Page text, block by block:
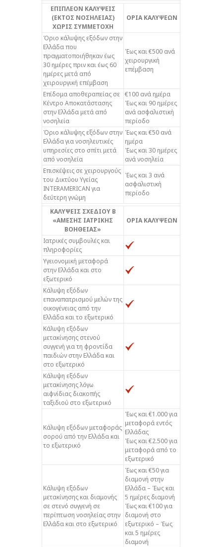
ΕΠΙΠΛΕΟΝ ΚΑΛΥΨΕΙΣ
(ΕΚΤΟΣ ΝΟΣΗΛΕΙΑΣ)
ΧΩΡΙΣ ΣΥΜΜΕΤΟΧΗ
ΟΡΙΑ ΚΑΛΥΨΕΩΝ
Όριο κάλυψης εξόδων στην
Ελλάδα που
πραγματοποιήθηκαν έως
30 ημέρες πριν και έως 60
ημέρες μετά από
χειρουργική επέμβαση
Έως και €500 ανά
χειρουργική
επέμβαση
Επίδομα αποθεραπείας σε
Κέντρο Αποκατάστασης
στην Ελλάδα μετά από
νοσηλεία
€100 ανά ημέρα
Έως και 90 ημέρες
ανά ασφαλιστική
περίοδο
Όριο κάλυψης εξόδων στην
Ελλάδα για νοσηλευτικές
υπηρεσίες στο σπίτι μετά
από νοσηλεία
Έως και €50 ανά
ημέρα
Έως και 30 ημέρες
ανά νοσηλεία
Επισκέψεις σε χειρουργούς
του Δικτύου Υγείας
INTERAMERICAN για
δεύτερη γνώμη
Έως και 3 ανά
ασφαλιστική
περίοδο
ΚΑΛΥΨΕΙΣ ΣΧΕΔΙΟΥ Β
«ΑΜΕΣΗΣ ΙΑΤΡΙΚΗΣ
ΒΟΗΘΕΙΑΣ»
ΟΡΙΑ ΚΑΛΥΨΕΩΝ
Ιατρικές συμβουλές και
πληροφορίες
Υγειονομική μεταφορά
στην Ελλάδα και στο
εξωτερικό
Κάλυψη εξόδων
επαναπατρισμού μελών της
οικογένειας από την
Ελλάδα και το εξωτερικό
Κάλυψη εξόδων
μετακίνησης στενού
συγγενή για τη φροντίδα
παιδιών στην Ελλάδα και
στο εξωτερικό
Κάλυψη εξόδων
μετακίνησης λόγω
αιφνίδιας διακοπής
ταξιδιού στο εξωτερικό
Κάλυψη εξόδων μεταφοράς
σορού από την Ελλάδα και
το εξωτερικό
Έως και €1.000 για
μεταφορά εντός
Ελλάδας
Έως και €2.500 για
μεταφορά από το
εξωτερικό
Κάλυψη εξόδων
μετακίνησης και διαμονής
σε στενό συγγενή σε
περίπτωση νοσηλείας στην
Ελλάδα και στο εξωτερικό
Έως και €50 για
διαμονή στην
Ελλάδα – Έως και
5 ημέρες διαμονή
Έως και €100 για
διαμονή στο
εξωτερικό – Έως
και 5 ημέρες
διαμονή